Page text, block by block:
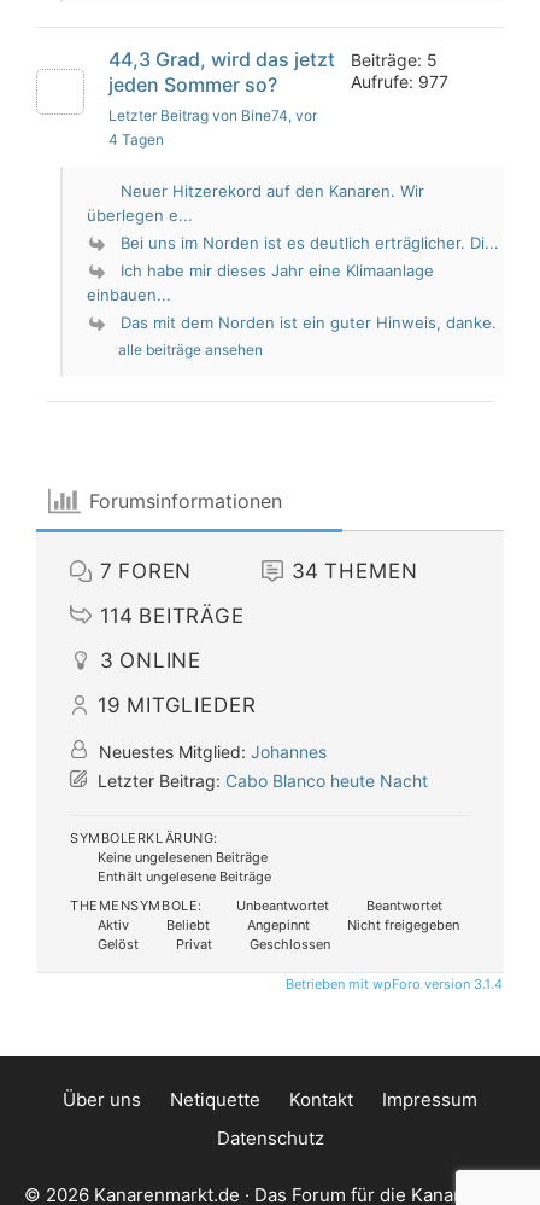
44,3 Grad, wird das jetzt
jeden Sommer so?
Letzter Beitrag von Bine74, vor
4 Tagen
Beiträge: 5
Aufrufe: 977
Neuer Hitzerekord auf den Kanaren. Wir
überlegen e...
Bei uns im Norden ist es deutlich erträglicher. Di...
Ich habe mir dieses Jahr eine Klimaanlage
einbauen...
Das mit dem Norden ist ein guter Hinweis, danke.
alle beiträge ansehen
Forumsinformationen
7 FOREN 34 THEMEN
114 BEITRÄGE
3 ONLINE
19 MITGLIEDER
Neuestes Mitglied: Johannes
Letzter Beitrag: Cabo Blanco heute Nacht
SYMBOLERKLÄRUNG:
Keine ungelesenen Beiträge
Enthält ungelesene Beiträge
THEMENSYMBOLE:
Unbeantwortet
Beantwortet
Aktiv
Beliebt Angepinnt
Nicht freigegeben
Gelöst
Privat Geschlossen
Betrieben mit wpForo version 3.1.4
Über uns Netiquette Kontakt
Impressum
Datenschutz
© 2026 Kanarenmarkt.de · Das Forum für die Kanarischen